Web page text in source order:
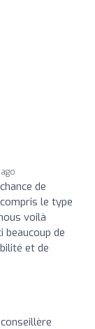
de
le type
voilà
beaucoup de
et de